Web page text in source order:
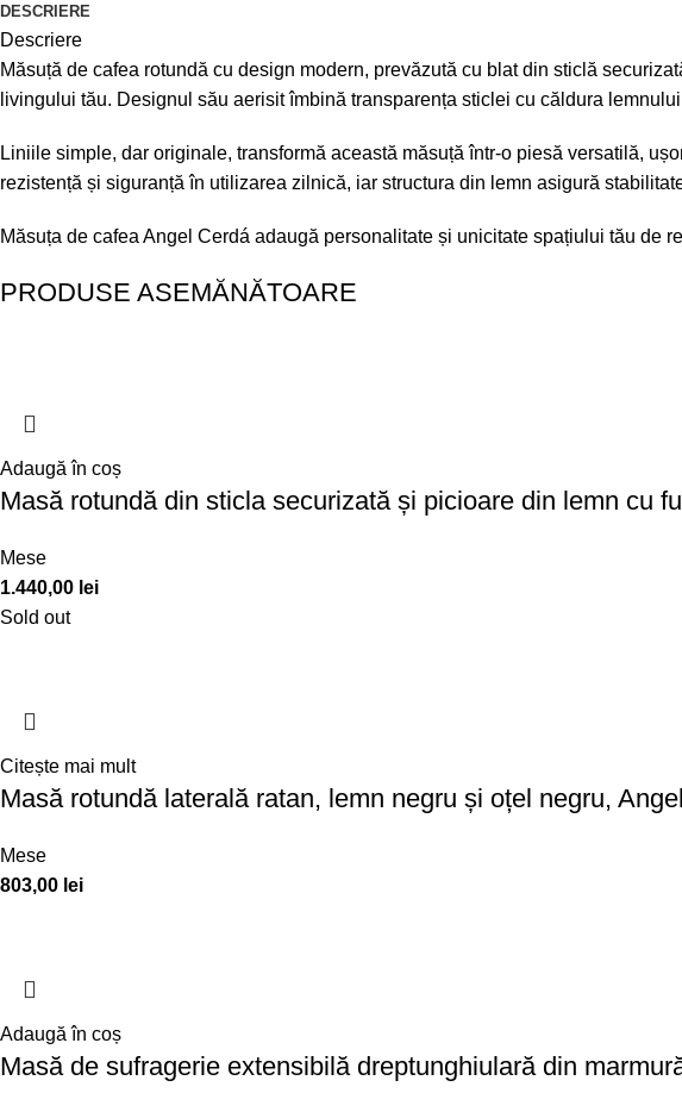
DESCRIERE
Descriere
Măsuță de cafea rotundă cu design modern, prevăzută cu blat din sticlă
livingului tău. Designul său aerisit îmbină transparența sticlei cu căldura
Liniile simple, dar originale, transformă această măsuță într-o piesă versatilă,
rezistență și siguranță în utilizarea zilnică, iar structura din lemn asigură
Măsuța de cafea Angel Cerdá adaugă personalitate și unicitate spațiului tău de
PRODUSE ASEMĂNĂTOARE
Adaugă în coș
Masă rotundă din sticla securizată și picioare din lemn cu
Mese
1.440,00 lei
Sold out
Citește mai mult
Masă rotundă laterală ratan, lemn negru și oțel negru,
Mese
803,00 lei
Adaugă în coș
Masă de sufragerie extensibilă dreptunghiulară din